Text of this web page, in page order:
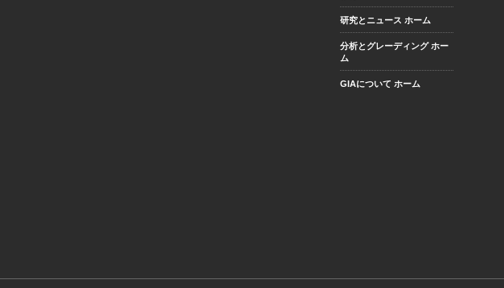
研究とニュース ホーム
分析とグレーディング ホー
ム
GIAについて ホーム